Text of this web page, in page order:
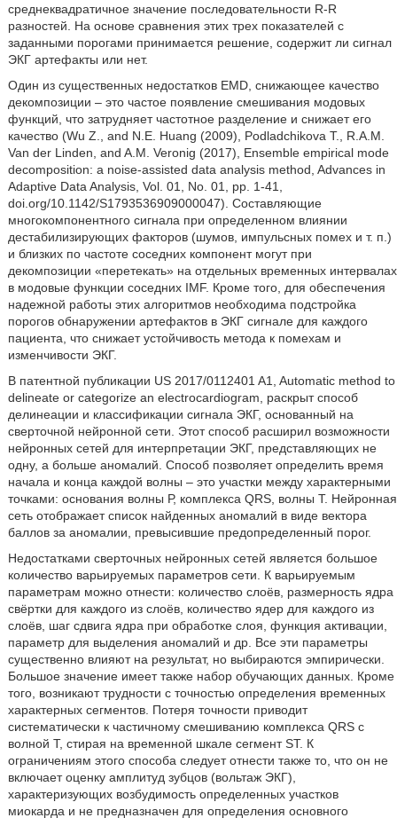
среднеквадратичное значение последовательности R-R
разностей. На основе сравнения этих трех показателей с
заданными порогами принимается решение, содержит ли сигнал
ЭКГ артефакты или нет.
Один из существенных недостатков EMD, снижающее качество
декомпозиции – это частое появление смешивания модовых
функций, что затрудняет частотное разделение и снижает его
качество (Wu Z., and N.E. Huang (2009), Podladchikova T., R.A.M.
Van der Linden, and A.M. Veronig (2017), Ensemble empirical mode
decomposition: a noise-assisted data analysis method, Advances in
Adaptive Data Analysis, Vol. 01, No. 01, pp. 1-41,
doi.org/10.1142/S1793536909000047). Составляющие
многокомпонентного сигнала при определенном влиянии
дестабилизирующих факторов (шумов, импульсных помех и т. п.)
и близких по частоте соседних компонент могут при
декомпозиции «перетекать» на отдельных временных интервалах
в модовые функции соседних IMF. Кроме того, для обеспечения
надежной работы этих алгоритмов необходима подстройка
порогов обнаружении артефактов в ЭКГ сигнале для каждого
пациента, что снижает устойчивость метода к помехам и
изменчивости ЭКГ.
В патентной публикации US 2017/0112401 A1, Automatic method to
delineate or categorize an electrocardiogram, раскрыт cпособ
делинеации и классификации сигнала ЭКГ, основанный на
сверточной нейронной сети. Этот способ расширил возможности
нейронных сетей для интерпретации ЭКГ, представляющих не
одну, а больше аномалий. Способ позволяет определить время
начала и конца каждой волны – это участки между характерными
точками: основания волны Р, комплекса QRS, волны Т. Нейронная
сеть отображает список найденных аномалий в виде вектора
баллов за аномалии, превысившие предопределенный порог.
Недостатками сверточных нейронных сетей является большое
количество варьируемых параметров сети. К варьируемым
параметрам можно отнести: количество слоёв, размерность ядра
свёртки для каждого из слоёв, количество ядер для каждого из
слоёв, шаг сдвига ядра при обработке слоя, функция активации,
параметр для выделения аномалий и др. Все эти параметры
существенно влияют на результат, но выбираются эмпирически.
Большое значение имеет также набор обучающих данных. Кроме
того, возникают трудности с точностью определения временных
характерных сегментов. Потеря точности приводит
систематически к частичному смешиванию комплекса QRS с
волной T, стирая на временной шкале сегмент ST. К
ограничениям этого способа следует отнести также то, что он не
включает оценку амплитуд зубцов (вольтаж ЭКГ),
характеризующих возбудимость определенных участков
миокарда и не предназначен для определения основного